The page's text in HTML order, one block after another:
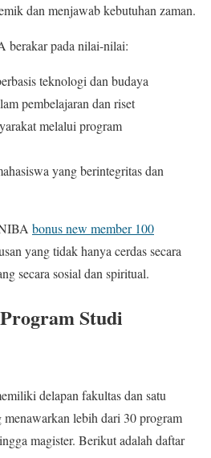
dan menjawab kebutuhan zaman.
pada nilai-nilai:
teknologi dan budaya
pembelajaran dan riset
melalui program
yang berintegritas dan
bonus new member 100
yang tidak hanya cerdas secara
secara sosial dan spiritual.
Studi
delapan fakultas dan satu
menawarkan lebih dari 30 program
magister. Berikut adalah daftar